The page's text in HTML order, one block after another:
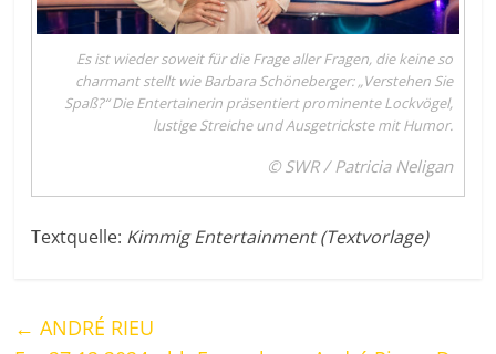
Es ist wieder soweit für die Frage aller Fragen, die keine so
charmant stellt wie Barbara Schöneberger: „Verstehen Sie
Spaß?“ Die Entertainerin präsentiert prominente Lockvögel,
lustige Streiche und Ausgetrickste mit Humor.
© SWR / Patricia Neligan
Textquelle: Kimmig Entertainment (Textvorlage)
← ANDRÉ RIEU